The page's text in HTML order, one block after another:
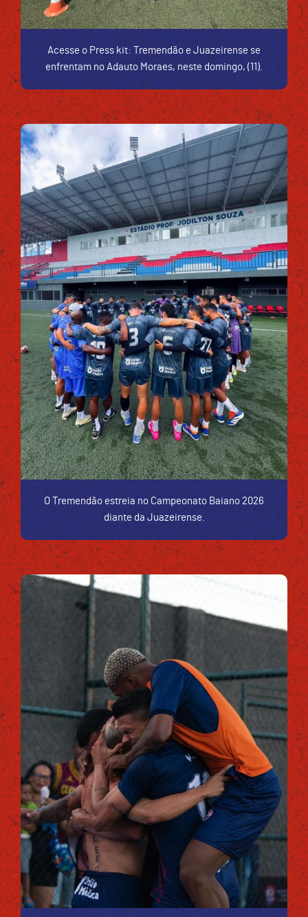
Acesse o Press kit: Tremendão e Juazeirense se
enfrentam no Adauto Moraes, neste domingo, (11).
O Tremendão estreia no Campeonato Baiano 2026
diante da Juazeirense.